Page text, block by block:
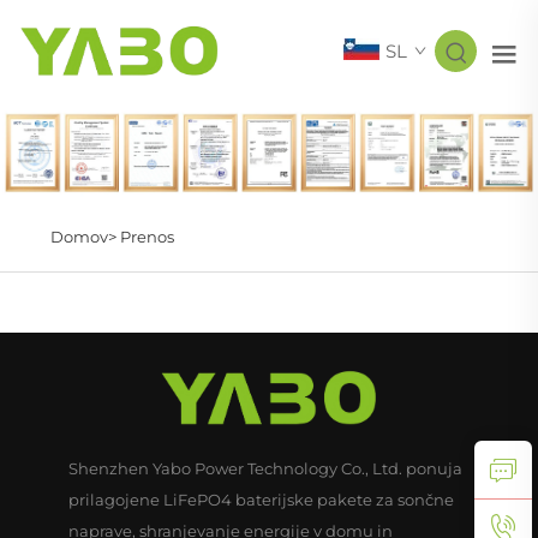
SL
Domov> Prenos
Shenzhen Yabo Power Technology Co., Ltd. ponuja
prilagojene LiFePO4 baterijske pakete za sončne
naprave, shranjevanje energije v domu in